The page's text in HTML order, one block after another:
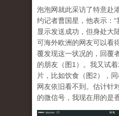
泡泡网就此采访了特意赴
约记者曹国星，他表示：
显示发送成功，但身处大
可海外欧洲的网友可以看
覆发现这一状况的，回覆
的朋友（图1）。我又试着
片，比如饮食（图2），
网友依旧看不到。估计针
的微信号，我现在用的是